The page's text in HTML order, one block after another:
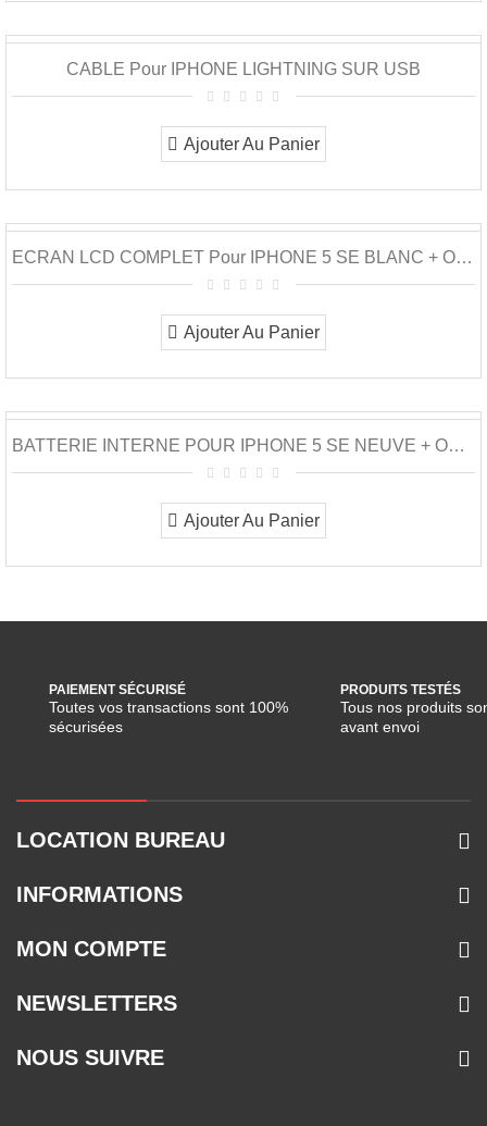
CABLE Pour IPHONE LIGHTNING SUR USB
Ajouter Au Panier
ECRAN LCD COMPLET Pour IPHONE 5 SE BLANC + OUTILS
Ajouter Au Panier
BATTERIE INTERNE POUR IPHONE 5 SE NEUVE + OUTILS
Ajouter Au Panier
PAIEMENT SÉCURISÉ
Toutes vos transactions sont 100%
sécurisées
PRODUITS TESTÉS
Tous nos produits
avant envoi
LOCATION BUREAU
INFORMATIONS
MON COMPTE
NEWSLETTERS
NOUS SUIVRE